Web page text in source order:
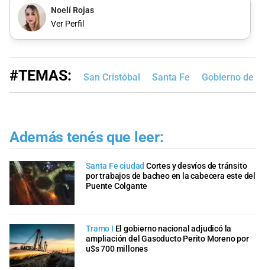
Noelí Rojas
Ver Perfil
#TEMAS: San Cristóbal Santa Fe Gobierno de
Además tenés que leer:
Santa Fe ciudad Cortes y desvíos de tránsito
por trabajos de bacheo en la cabecera este del
Puente Colgante
Tramo I El gobierno nacional adjudicó la
ampliación del Gasoducto Perito Moreno por
u$s 700 millones